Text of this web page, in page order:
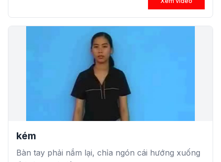
kém
Bàn tay phải nắm lại, chỉa ngón cái hướng xuống